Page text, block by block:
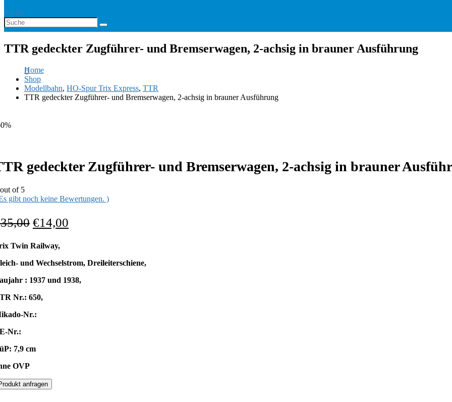
Suche
TTR gedeckter Zugführer- und Bremserwagen, 2-achsig in brauner Ausführung
Home
Shop
Modellbahn, HO-Spur Trix Express, TTR
TTR gedeckter Zugführer- und Bremserwagen, 2-achsig in brauner Ausführung
gedeckter Zugführer- und Bremserwagen, 2-achsig in brauner
of 5
gibt noch keine Bewertungen. )
35,00 €14,00
Twin Railway,
und Wechselstrom, Dreileiterschiene,
: 1937 und 1938,
Nr.: 650,
Nr.:
Nr.:
7,9 cm
OVP
anfragen